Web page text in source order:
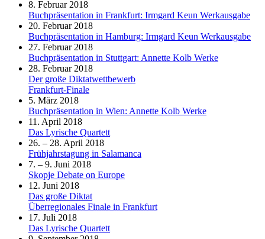
8. Februar 2018
Buchpräsentation in Frankfurt: Irmgard Keun Werkausgabe
20. Februar 2018
Buchpräsentation in Hamburg: Irmgard Keun Werkausgabe
27. Februar 2018
Buchpräsentation in Stuttgart: Annette Kolb Werke
28. Februar 2018
Der große Diktatwettbewerb
Frankfurt-Finale
5. März 2018
Buchpräsentation in Wien: Annette Kolb Werke
11. April 2018
Das Lyrische Quartett
26. – 28. April 2018
Frühjahrstagung in Salamanca
7. – 9. Juni 2018
Skopje Debate on Europe
12. Juni 2018
Das große Diktat
Überregionales Finale in Frankfurt
17. Juli 2018
Das Lyrische Quartett